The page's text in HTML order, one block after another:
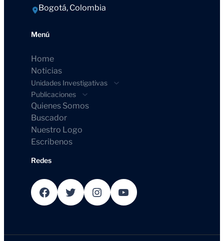
Bogotá, Colombia
Menú
Home
Noticias
Unidades Investigativas
Publicaciones
Quienes Somos
Buscador
Nuestro Logo
Escribenos
Redes
Facebook Twitter Instagram YouTube